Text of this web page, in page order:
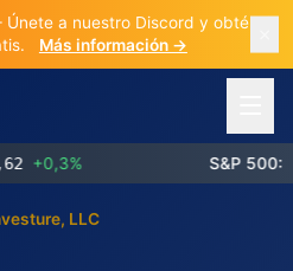
a nuestro Discord y obtén 3
Más información →
+0,3% S&P 500:
LLC